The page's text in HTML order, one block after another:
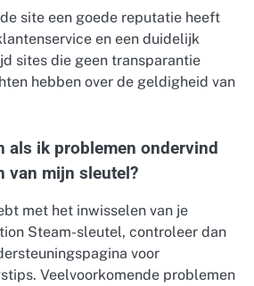
site een goede reputatie heeft
en een duidelijk
sites die geen transparantie
hebben over de geldigheid van
als ik problemen ondervind
van mijn sleutel?
met het inwisselen van je
Steam-sleutel, controleer dan
voor
Veelvoorkomende problemen